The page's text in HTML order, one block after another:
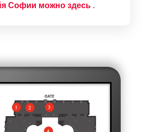
Софии можно здесь .